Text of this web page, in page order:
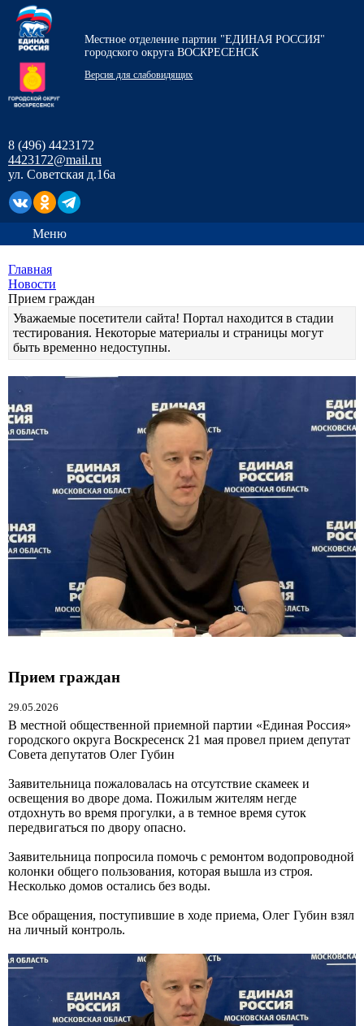
Местное отделение партии "ЕДИНАЯ РОССИЯ"
городского округа ВОСКРЕСЕНСК
Версия для слабовидящих
8 (496) 4423172
4423172@mail.ru
ул. Советская д.16а
Меню
Главная
Новости
Прием граждан
Уважаемые посетители сайта! Портал находится в стадии
тестирования. Некоторые материалы и страницы могут
быть временно недоступны.
Прием граждан
29.05.2026
В местной общественной приемной партии «Единая Россия»
городского округа Воскресенск 21 мая провел прием депутат
Совета депутатов Олег Губин
Заявительница пожаловалась на отсутствие скамеек и
освещения во дворе дома. Пожилым жителям негде
отдохнуть во время прогулки, а в темное время суток
передвигаться по двору опасно.
Заявительница попросила помочь с ремонтом водопроводной
колонки общего пользования, которая вышла из строя.
Несколько домов остались без воды.
Все обращения, поступившие в ходе приема, Олег Губин взял
на личный контроль.